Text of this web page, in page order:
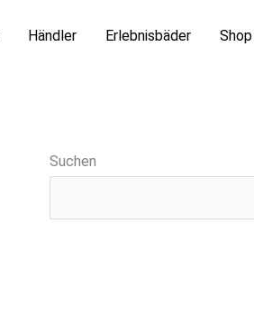
Händler Erlebnisbäder Shop
Suchen